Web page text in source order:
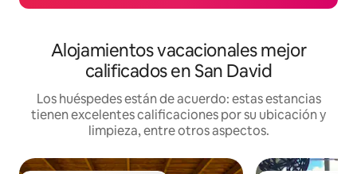
Alojamientos vacacionales mejor
calificados en San David
Los huéspedes están de acuerdo: estas estancias
tienen excelentes calificaciones por su ubicación y
limpieza, entre otros aspectos.